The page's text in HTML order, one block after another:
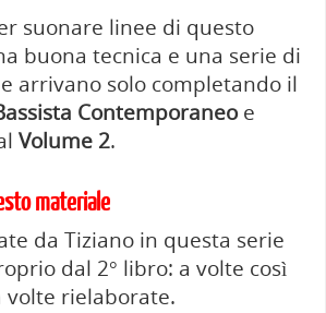
suonare linee di questo
buona tecnica e una serie di
arrivano solo completando il
Contemporaneoe
Volume 2.
materiale
da Tiziano in questa serie
dal 2° libro: a volte così
volte rielaborate.